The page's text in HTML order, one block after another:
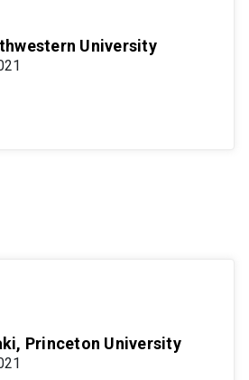
University
Princeton University